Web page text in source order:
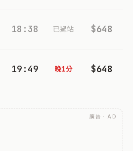
18:38 已過站 $648
19:49 晚1分 $648
廣告 · AD